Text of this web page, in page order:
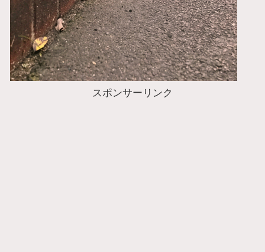
スポンサーリンク